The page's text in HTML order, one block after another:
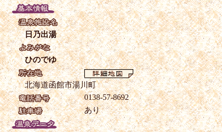
日乃出湯
ひのでゆ
北海道函館市湯川町
0138-57-8692
あり